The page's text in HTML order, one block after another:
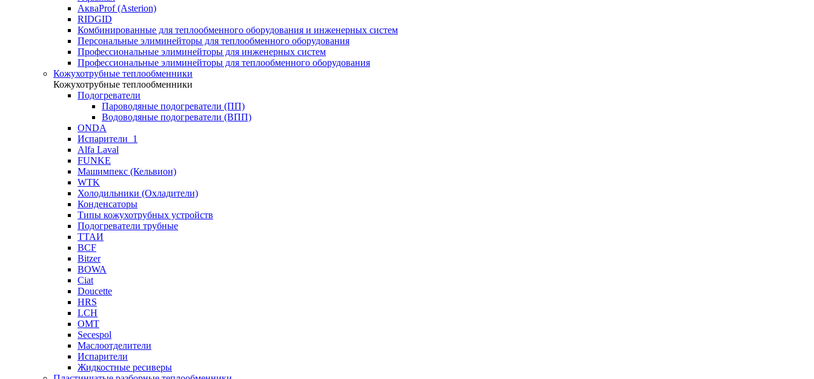
АкваProf (Asterion)
RIDGID
Комбинированные для теплообменного оборудования и инженерных систем
Персональные элиминейторы для теплообменного оборудования
Профессиональные элиминейторы для инженерных систем
Профессиональные элиминейторы для теплообменного оборудования
Кожухотрубные теплообменники
Кожухотрубные теплообменники
Подогреватели
Пароводяные подогреватели (ПП)
Водоводяные подогреватели (ВПП)
ONDA
Испарители_1
Alfa Laval
FUNKE
Машимпекс (Кельвион)
WTK
Холодильники (Охладители)
Конденсаторы
Типы кожухотрубных устройств
Подогреватели трубные
ТТАИ
BCF
Bitzer
BOWA
Ciat
Doucette
HRS
LCH
OMT
Secespol
Маслоотделители
Испарители
Жидкостные ресиверы